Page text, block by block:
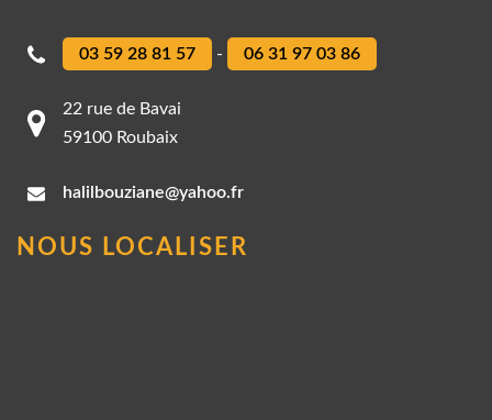
03 59 28 81 57 - 06 31 97 03 86
22 rue de Bavai
59100 Roubaix
halilbouziane@yahoo.fr
NOUS LOCALISER